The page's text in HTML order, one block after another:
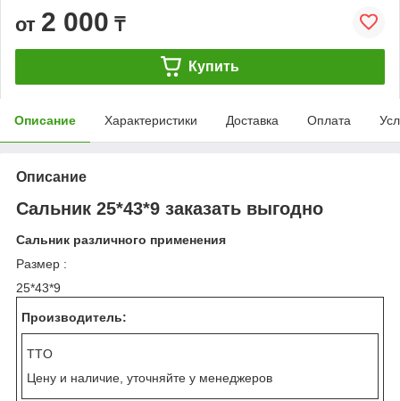
от 2 000 ₸
Купить
Описание Характеристики Доставка Оплата
Описание
Сальник 25*43*9 заказать выгодно
Сальник различного применения
Размер :
25*43*9
Производитель:
TTO
Цену и наличие, уточняйте у менеджеров